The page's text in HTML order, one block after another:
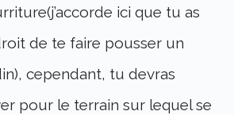
ici que tu as
de te faire pousser un
cependant, tu devras
pour le terrain sur lequel se